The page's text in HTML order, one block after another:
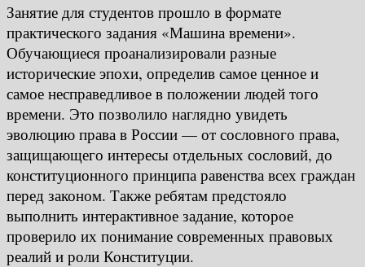
Занятие для студентов прошло в формате
практического задания «Машина времени».
Обучающиеся проанализировали разные
исторические эпохи, определив самое ценное и
самое несправедливое в положении людей того
времени. Это позволило наглядно увидеть
эволюцию права в России — от сословного права,
защищающего интересы отдельных сословий, до
конституционного принципа равенства всех граждан
перед законом. Также ребятам предстояло
выполнить интерактивное задание, которое
проверило их понимание современных правовых
реалий и роли Конституции.